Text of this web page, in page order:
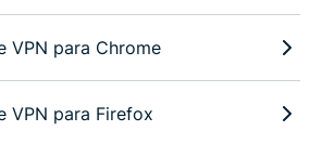
VPN para Chrome
VPN para Firefox